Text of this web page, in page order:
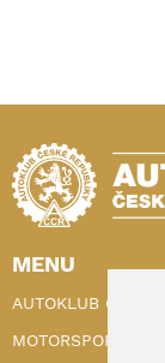
MENU
AUTOKLUB ČR
MOTORSPORT